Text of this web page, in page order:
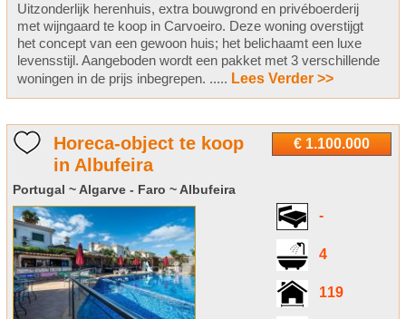
Uitzonderlijk herenhuis, extra bouwgrond en privéboerderij
met wijngaard te koop in Carvoeiro. Deze woning overstijgt
het concept van een gewoon huis; het belichaamt een luxe
levensstijl. Aangeboden wordt een pakket met 3 verschillende
woningen in de prijs inbegrepen. ..... Lees Verder >>
€ 1.100.000
Horeca-object te koop
in Albufeira
Portugal ~ Algarve - Faro ~ Albufeira
-
4
119